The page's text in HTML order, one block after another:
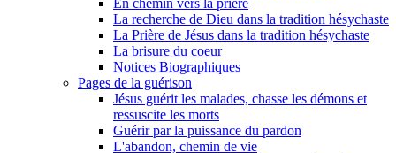
La recherche de Dieu dans la tradition hésychaste
La Prière de Jésus dans la tradition hésychaste
La brisure du coeur
Notices Biographiques
Pages de la guérison
Jésus guérit les malades, chasse les démons et
ressuscite les morts
Guérir par la puissance du pardon
L'abandon, chemin de vie